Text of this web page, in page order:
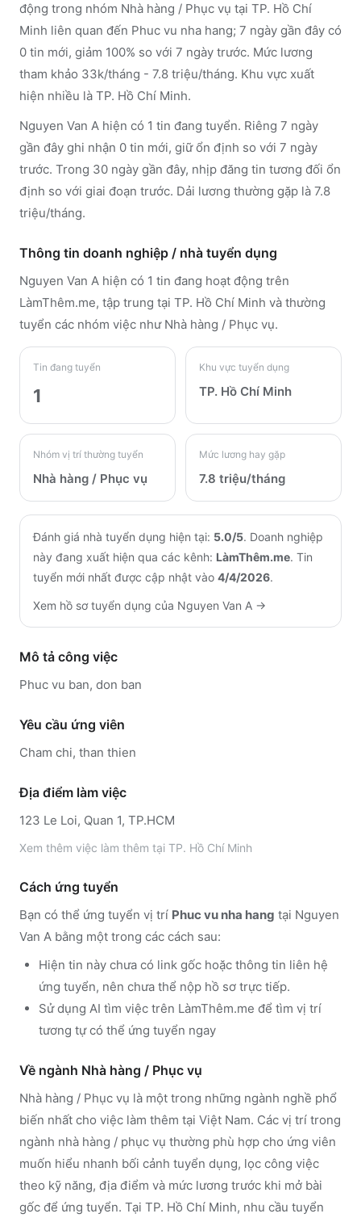
động trong nhóm Nhà hàng / Phục vụ tại TP. Hồ Chí
Minh liên quan đến Phuc vu nha hang; 7 ngày gần đây có
0 tin mới, giảm 100% so với 7 ngày trước. Mức lương
tham khảo 33k/tháng - 7.8 triệu/tháng. Khu vực xuất
hiện nhiều là TP. Hồ Chí Minh.
Nguyen Van A hiện có 1 tin đang tuyển. Riêng 7 ngày
gần đây ghi nhận 0 tin mới, giữ ổn định so với 7 ngày
trước. Trong 30 ngày gần đây, nhịp đăng tin tương đối ổn
định so với giai đoạn trước. Dải lương thường gặp là 7.8
triệu/tháng.
Thông tin doanh nghiệp / nhà tuyển dụng
Nguyen Van A hiện có 1 tin đang hoạt động trên
LàmThêm.me, tập trung tại TP. Hồ Chí Minh và thường
tuyển các nhóm việc như Nhà hàng / Phục vụ.
Tin đang tuyển
1
Khu vực tuyển dụng
TP. Hồ Chí Minh
Nhóm vị trí thường tuyển
Nhà hàng / Phục vụ
Mức lương hay gặp
7.8 triệu/tháng
Đánh giá nhà tuyển dụng hiện tại: 5.0/5. Doanh nghiệp
này đang xuất hiện qua các kênh: LàmThêm.me. Tin
tuyển mới nhất được cập nhật vào 4/4/2026.
Xem hồ sơ tuyển dụng của Nguyen Van A →
Mô tả công việc
Phuc vu ban, don ban
Yêu cầu ứng viên
Cham chi, than thien
Địa điểm làm việc
123 Le Loi, Quan 1, TP.HCM
Xem thêm việc làm thêm tại TP. Hồ Chí Minh
Cách ứng tuyển
Bạn có thể ứng tuyển vị trí Phuc vu nha hang tại Nguyen
Van A bằng một trong các cách sau:
Hiện tin này chưa có link gốc hoặc thông tin liên hệ
ứng tuyển, nên chưa thể nộp hồ sơ trực tiếp.
Sử dụng AI tìm việc trên LàmThêm.me để tìm vị trí
tương tự có thể ứng tuyển ngay
Về ngành Nhà hàng / Phục vụ
Nhà hàng / Phục vụ là một trong những ngành nghề phổ
biến nhất cho việc làm thêm tại Việt Nam. Các vị trí trong
ngành nhà hàng / phục vụ thường phù hợp cho ứng viên
muốn hiểu nhanh bối cảnh tuyển dụng, lọc công việc
theo kỹ năng, địa điểm và mức lương trước khi mở bài
gốc để ứng tuyển. Tại TP. Hồ Chí Minh, nhu cầu tuyển